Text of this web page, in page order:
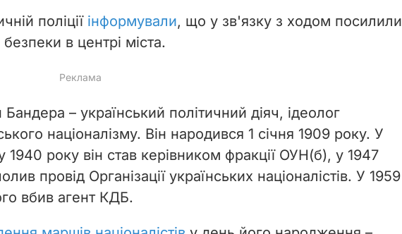
поліції інформували, що у зв'язку з ходом посилили
в центрі міста.
– український політичний діяч, ідеолог
націоналізму. Він народився 1 січня 1909 року. У
1940 року він став керівником фракції ОУН(б), у 1947
провід Організації українських націоналістів. У 1959
вбив агент КДБ.